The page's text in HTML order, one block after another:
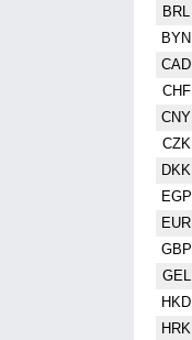
BRL
BYN
CAD
CHF
CNY
CZK
DKK
EGP
EUR
GBP
GEL
HKD
HRK